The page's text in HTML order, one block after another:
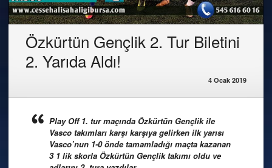
Özkürtün Gençlik 2. Tur Biletini
2. Yarıda Aldı!
4 Ocak 2019
Play Off 1. tur maçında Özkürtün Gençlik ile
Vasco takımları karşı karşıya gelirken ilk yarısı
Vasco’nun 1-0 önde tamamladığı maçta kazanan
3 1 lik skorla Özkürtün Gençlik takımı oldu ve